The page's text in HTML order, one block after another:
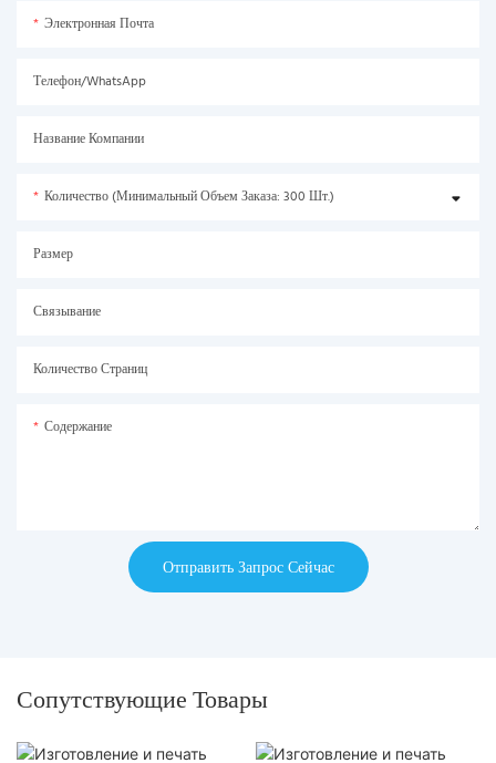
Электронная Почта
Телефон/WhatsApp
Название Компании
Количество (минимальный Объем Заказа: 300 Шт.)
Размер
Связывание
Количество Страниц
Содержание
Отправить Запрос Сейчас
Сопутствующие Товары